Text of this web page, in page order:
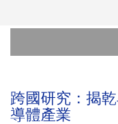
跨國研究：揭
導體產業